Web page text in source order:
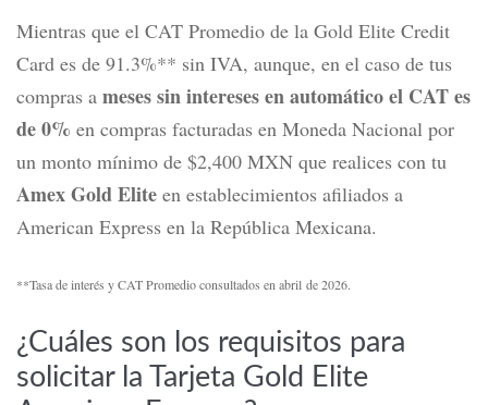
Mientras que el CAT Promedio de la Gold Elite Credit
Card es de 91.3%** sin IVA, aunque, en el caso de tus
compras a meses sin intereses en automático el CAT es
de 0% en compras facturadas en Moneda Nacional por
un monto mínimo de $2,400 MXN que realices con tu
Amex Gold Elite en establecimientos afiliados a
American Express en la República Mexicana.
**Tasa de interés y CAT Promedio consultados en abril de 2026.
¿Cuáles son los requisitos para
solicitar la Tarjeta Gold Elite